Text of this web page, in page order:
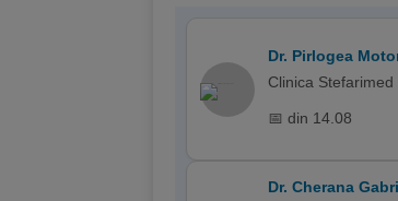
Dr. Pirlogea
Clinica
📅 din 14.08
Dr. Cherana